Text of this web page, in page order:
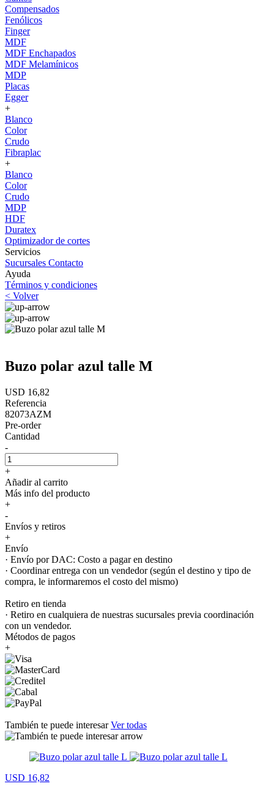
Compensados
Fenólicos
Finger
MDF
MDF Enchapados
MDF Melamínicos
MDP
Placas
Egger
+
Blanco
Color
Crudo
Fibraplac
+
Blanco
Color
Crudo
MDP
HDF
Duratex
Optimizador de cortes
Servicios
Sucursales Contacto
Ayuda
Términos y condiciones
< Volver
Buzo polar azul talle M
USD 16,82
Referencia
82073AZM
Pre-order
Cantidad
-
+
Añadir al carrito
Más info del producto
+
-
Envíos y retiros
+
Envío
· Envío por DAC: Costo a pagar en destino
· Coordinar entrega con un vendedor (según el destino y tipo de
compra, le informaremos el costo del mismo)
Retiro en tienda
· Retiro en cualquiera de nuestras sucursales previa coordinación
con un vendedor.
Métodos de pagos
+
También te puede interesarVer todas
USD 16,82